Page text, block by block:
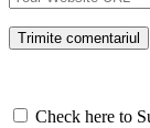
Check here to